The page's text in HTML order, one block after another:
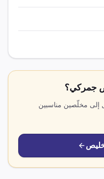
جمركي؟
إلى مخلّصين مناسبين